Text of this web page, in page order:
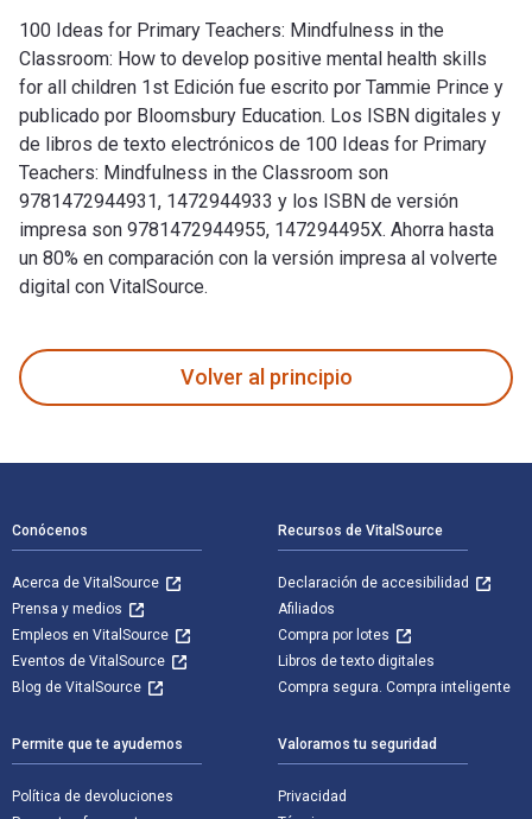
100 Ideas for Primary Teachers: Mindfulness in the
Classroom: How to develop positive mental health skills
for all children 1st Edición fue escrito por Tammie Prince y
publicado por Bloomsbury Education. Los ISBN digitales y
de libros de texto electrónicos de 100 Ideas for Primary
Teachers: Mindfulness in the Classroom son
9781472944931, 1472944933 y los ISBN de versión
impresa son 9781472944955, 147294495X. Ahorra hasta
un 80% en comparación con la versión impresa al volverte
digital con VitalSource.
Volver al principio
Conócenos
Acerca de VitalSource
Prensa y medios
Empleos en VitalSource
Eventos de VitalSource
Blog de VitalSource
Recursos de VitalSource
Declaración de accesibilidad
Afiliados
Compra por lotes
Libros de texto digitales
Compra segura. Compra inteligente
Permite que te ayudemos
Política de devoluciones
Valoramos tu seguridad
Privacidad